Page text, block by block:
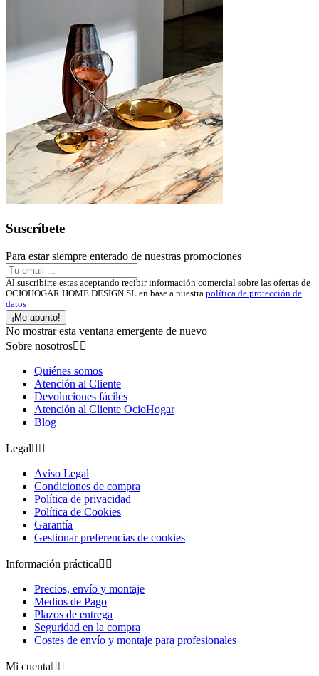
Suscríbete
Para estar siempre enterado de nuestras promociones
Al suscribirte estas aceptando recibir información comercial sobre las ofertas de
OCIOHOGAR HOME DESIGN SL en base a nuestra política de protección de
datos
¡Me apunto!
No mostrar esta ventana emergente de nuevo
Sobre nosotros 
Quiénes somos
Atención al Cliente
Devoluciones fáciles
Atención al Cliente OcioHogar
Blog
Legal 
Aviso Legal
Condiciones de compra
Política de privacidad
Política de Cookies
Garantía
Gestionar preferencias de cookies
Información práctica 
Precios, envío y montaje
Medios de Pago
Plazos de entrega
Seguridad en la compra
Costes de envío y montaje para profesionales
Mi cuenta 